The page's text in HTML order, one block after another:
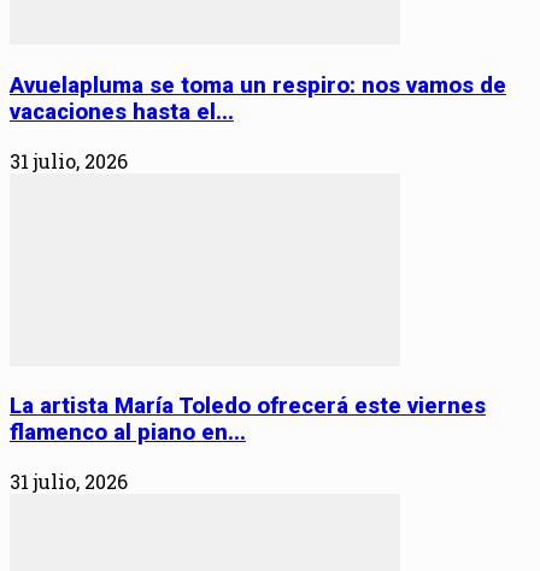
Avuelapluma se toma un respiro: nos vamos de
vacaciones hasta el...
31 julio, 2026
La artista María Toledo ofrecerá este viernes
flamenco al piano en...
31 julio, 2026